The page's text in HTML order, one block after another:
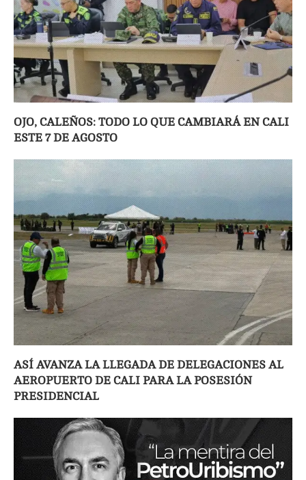
OJO, CALEÑOS: TODO LO QUE CAMBIARÁ EN CALI
ESTE 7 DE AGOSTO
ASÍ AVANZA LA LLEGADA DE DELEGACIONES AL
AEROPUERTO DE CALI PARA LA POSESIÓN
PRESIDENCIAL